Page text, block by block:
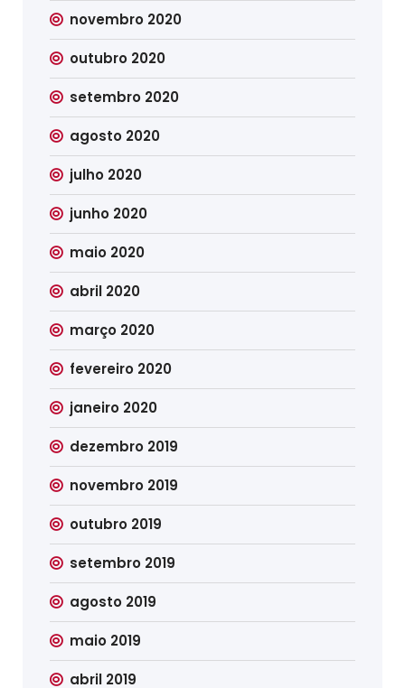
novembro 2020
outubro 2020
setembro 2020
agosto 2020
julho 2020
junho 2020
maio 2020
abril 2020
março 2020
fevereiro 2020
janeiro 2020
dezembro 2019
novembro 2019
outubro 2019
setembro 2019
agosto 2019
maio 2019
abril 2019